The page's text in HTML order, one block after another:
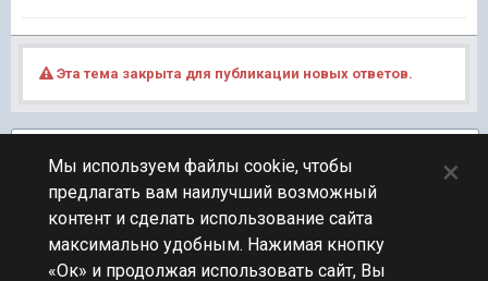
Эта тема закрыта для публикации новых ответов.
ПЕРЕЙТИ К СПИСКУ ТЕМ
Обсуждение Мира Кораблей
Мы используем файлы cookie, чтобы
предлагать вам наилучший возможный
контент и сделать использование сайта
максимально удобным. Нажимая кнопку
«Ок» и продолжая использовать сайт, Вы
×